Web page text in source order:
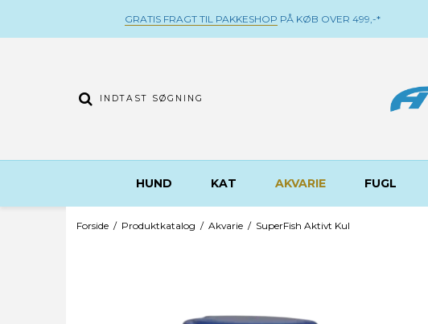
GRATIS FRAGT TIL PAKKESHOP PÅ KØB OVER 499,-*
HUND KAT AKVARIE FUGL
Forside / Produktkatalog / Akvarie / SuperFish Aktivt Kul